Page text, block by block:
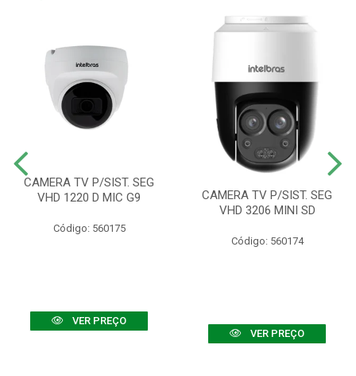
CAMERA TV P/SIST. SEG
VHD 1220 D MIC G9
Código: 560175
VER PREÇO
CAMERA TV P/SIST. SEG
VHD 3206 MINI SD
Código: 560174
VER PREÇO